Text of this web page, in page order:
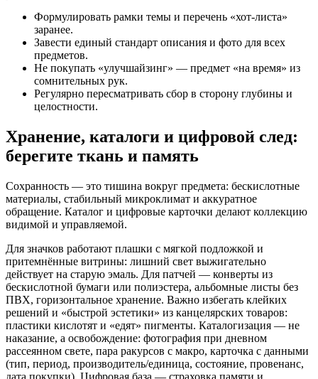
Формулировать рамки темы и перечень «хот-листа»
заранее.
Завести единый стандарт описания и фото для всех
предметов.
Не покупать «улучшайзинг» — предмет «на время» из
сомнительных рук.
Регулярно пересматривать сбор в сторону глубины и
целостности.
Хранение, каталоги и цифровой след:
берегите ткань и память
Сохранность — это тишина вокруг предмета: бескислотные
материалы, стабильный микроклимат и аккуратное
обращение. Каталог и цифровые карточки делают коллекцию
видимой и управляемой.
Для значков работают плашки с мягкой подложкой и
притемнённые витрины: лишний свет выжигательно
действует на старую эмаль. Для патчей — конверты из
бескислотной бумаги или полиэстера, альбомные листы без
ПВХ, горизонтальное хранение. Важно избегать клейких
решений и «быстрой эстетики» из канцелярских товаров:
пластики кислотят и «едят» пигменты. Каталогизация — не
наказание, а освобождение: фотография при дневном
рассеянном свете, пара ракурсов с макро, карточка с данными
(тип, период, производитель/единица, состояние, провенанс,
дата покупки). Цифровая база — страховка памяти и